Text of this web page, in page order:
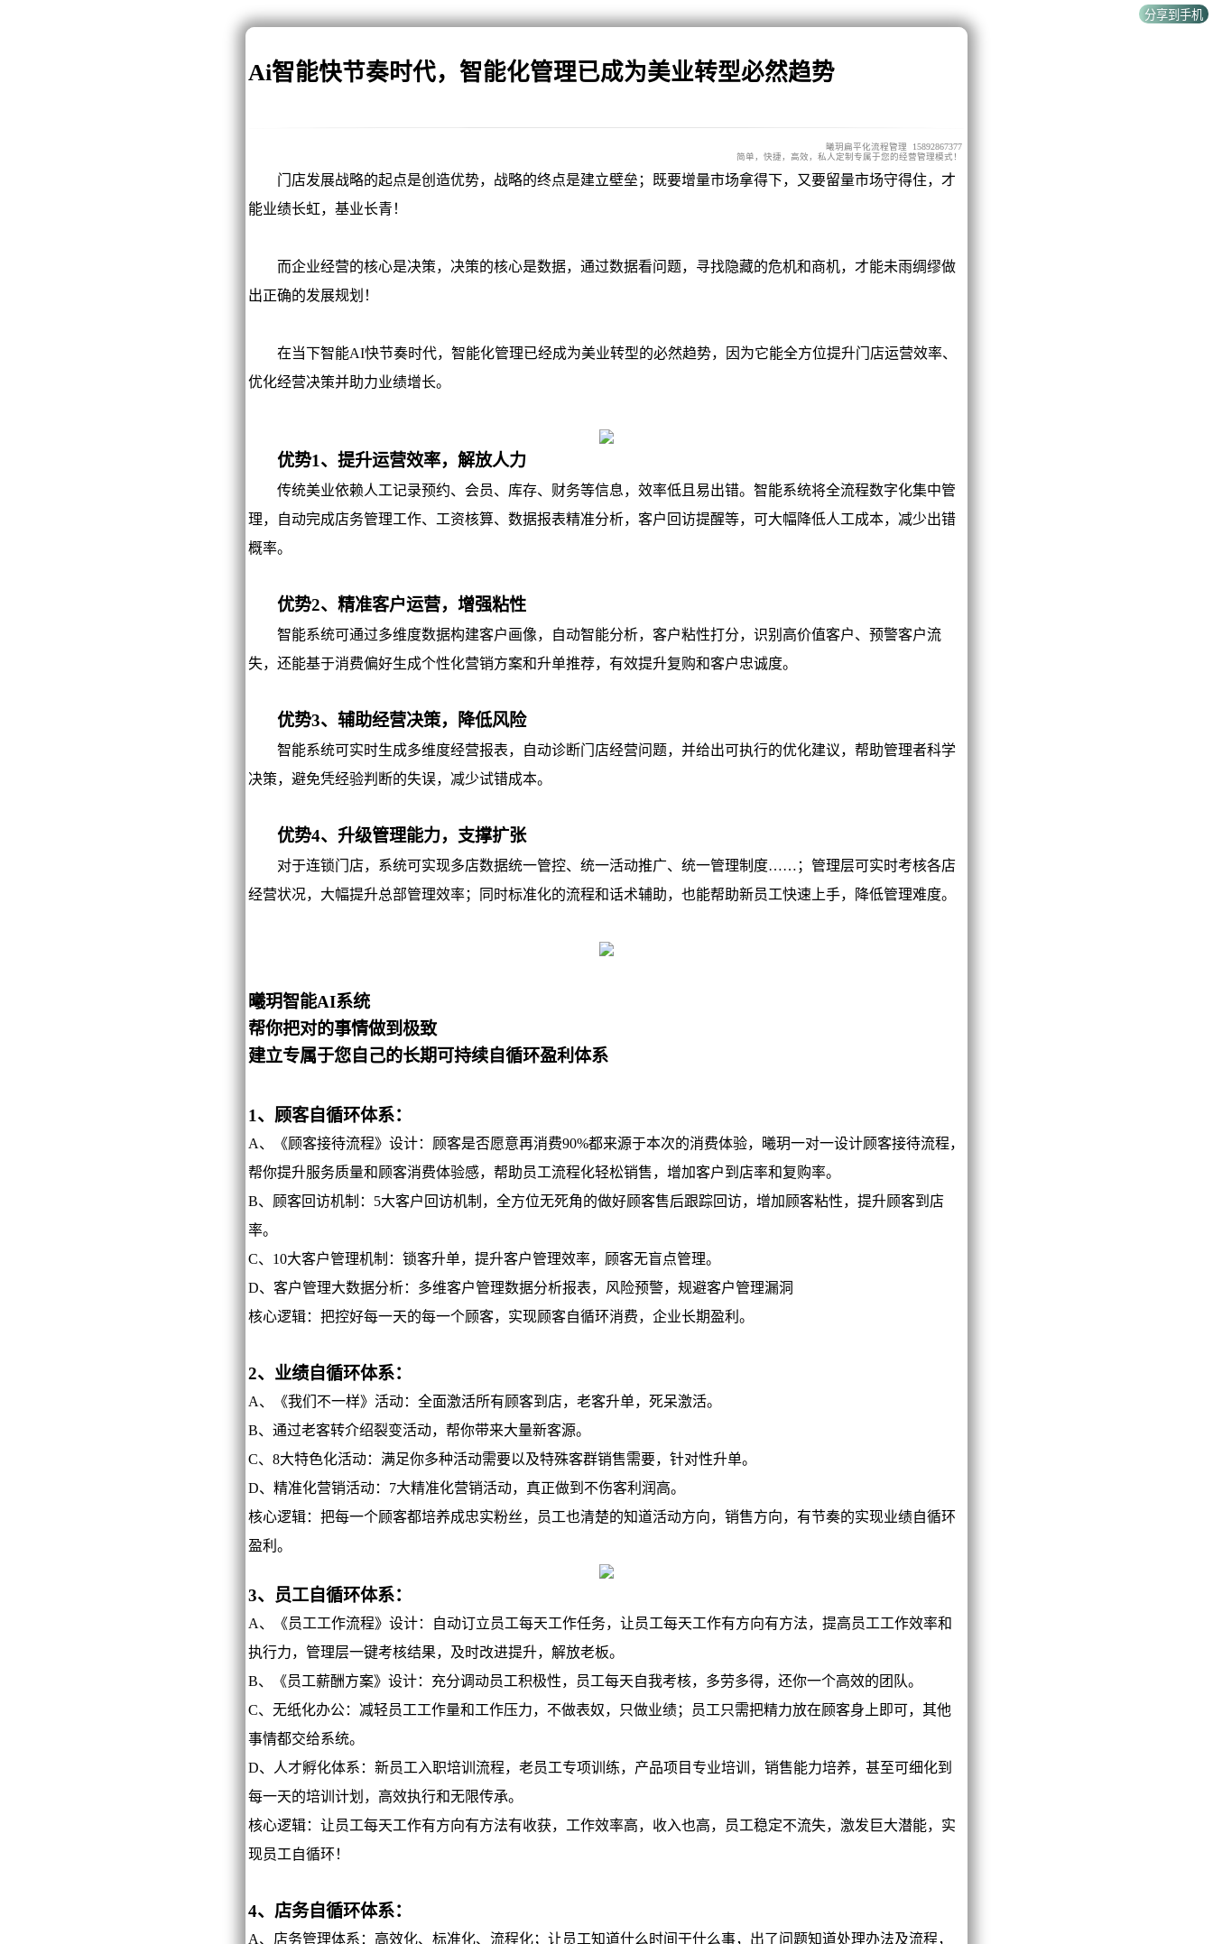
Ai智能快节奏时代，智能化管理已成为美业转型必然趋势
曦玥扁平化流程管理 15892867377
简单，快捷，高效，私人定制专属于您的经营管理模式！
门店发展战略的起点是创造优势，战略的终点是建立壁垒；既要增量市场拿得下，又要留量市场守得住，才
能业绩长虹，基业长青！
而企业经营的核心是决策，决策的核心是数据，通过数据看问题，寻找隐藏的危机和商机，才能未雨绸缪做
出正确的发展规划！
在当下智能AI快节奏时代，智能化管理已经成为美业转型的必然趋势，因为它能全方位提升门店运营效率、
优化经营决策并助力业绩增长。
优势1、提升运营效率，解放人力‌
传统美业依赖人工记录预约、会员、库存、财务等信息，效率低且易出错。智能系统将全流程数字化集中管
理，自动完成店务管理工作、工资核算、数据报表精准分析，客户回访提醒等，可大幅降低人工成本，减少出错
概率。
优势2、精准客户运营，增强粘性‌
智能系统可通过多维度数据构建客户画像，自动智能分析，客户粘性打分，识别高价值客户、预警客户流
失，还能基于消费偏好生成个性化营销方案和升单推荐，有效提升复购和客户忠诚度。
优势3、辅助经营决策，降低风险‌
智能系统可实时生成多维度经营报表，自动诊断门店经营问题，并给出可执行的优化建议，帮助管理者科学
决策，避免凭经验判断的失误，减少试错成本。
优势4、升级管理能力，支撑扩张‌
对于连锁门店，系统可实现多店数据统一管控、统一活动推广、统一管理制度……；管理层可实时考核各店
经营状况，大幅提升总部管理效率；同时标准化的流程和话术辅助，也能帮助新员工快速上手，降低管理难度。
曦玥智能AI系统
帮你把对的事情做到极致
建立专属于您自己的长期可持续自循环盈利体系
1、顾客自循环体系：
A、《顾客接待流程》设计：顾客是否愿意再消费90%都来源于本次的消费体验，曦玥一对一设计顾客接待流程，
帮你提升服务质量和顾客消费体验感，帮助员工流程化轻松销售，增加客户到店率和复购率。
B、顾客回访机制：5大客户回访机制，全方位无死角的做好顾客售后跟踪回访，增加顾客粘性，提升顾客到店
率。
C、10大客户管理机制：锁客升单，提升客户管理效率，顾客无盲点管理。
D、客户管理大数据分析：多维客户管理数据分析报表，风险预警，规避客户管理漏洞
核心逻辑：把控好每一天的每一个顾客，实现顾客自循环消费，企业长期盈利。
2、业绩自循环体系：
A、《我们不一样》活动：全面激活所有顾客到店，老客升单，死呆激活。
B、通过老客转介绍裂变活动，帮你带来大量新客源。
C、8大特色化活动：满足你多种活动需要以及特殊客群销售需要，针对性升单。
D、精准化营销活动：7大精准化营销活动，真正做到不伤客利润高。
核心逻辑：把每一个顾客都培养成忠实粉丝，员工也清楚的知道活动方向，销售方向，有节奏的实现业绩自循环
盈利。
3、员工自循环体系：
A、《员工工作流程》设计：自动订立员工每天工作任务，让员工每天工作有方向有方法，提高员工工作效率和
执行力，管理层一键考核结果，及时改进提升，解放老板。
B、《员工薪酬方案》设计：充分调动员工积极性，员工每天自我考核，多劳多得，还你一个高效的团队。
C、无纸化办公：减轻员工工作量和工作压力，不做表奴，只做业绩；员工只需把精力放在顾客身上即可，其他
事情都交给系统。
D、人才孵化体系：新员工入职培训流程，老员工专项训练，产品项目专业培训，销售能力培养，甚至可细化到
每一天的培训计划，高效执行和无限传承。
核心逻辑：让员工每天工作有方向有方法有收获，工作效率高，收入也高，员工稳定不流失，激发巨大潜能，实
现员工自循环！
4、店务自循环体系：
A、店务管理体系：高效化、标准化、流程化；让员工知道什么时间干什么事，出了问题知道处理办法及流程，